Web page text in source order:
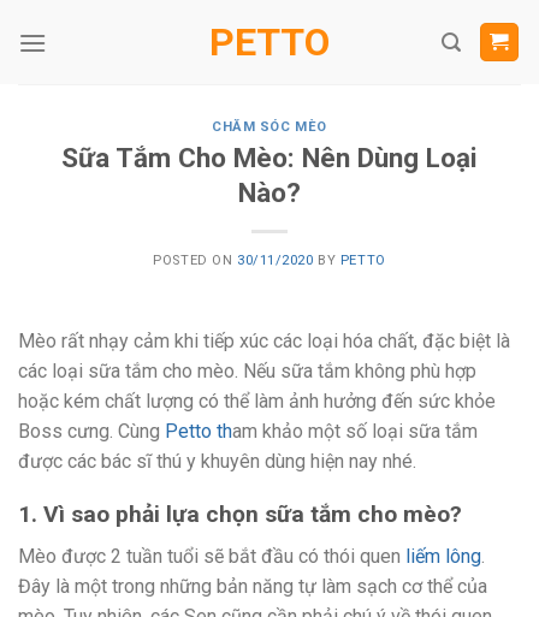
PETTO
CHĂM SÓC MÈO
Sữa Tắm Cho Mèo: Nên Dùng Loại
Nào?
POSTED ON 30/11/2020 BY PETTO
Mèo rất nhạy cảm khi tiếp xúc các loại hóa chất, đặc biệt là
các loại sữa tắm cho mèo. Nếu sữa tắm không phù hợp
hoặc kém chất lượng có thể làm ảnh hưởng đến sức khỏe
Boss cưng. Cùng Petto tham khảo một số loại sữa tắm
được các bác sĩ thú y khuyên dùng hiện nay nhé.
1. Vì sao phải lựa chọn sữa tắm cho mèo?
Mèo được 2 tuần tuổi sẽ bắt đầu có thói quen liếm lông.
Đây là một trong những bản năng tự làm sạch cơ thể của